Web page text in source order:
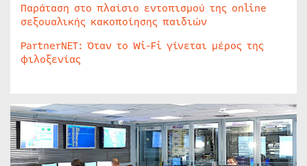
Παράταση στο πλαίσιο εντοπισμού της online
σεξουαλικής κακοποίησης παιδιών
PartnerNET: Όταν το Wi-Fi γίνεται μέρος της
φιλοξενίας